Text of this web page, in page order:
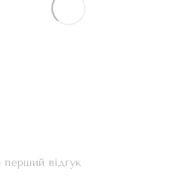
відгук